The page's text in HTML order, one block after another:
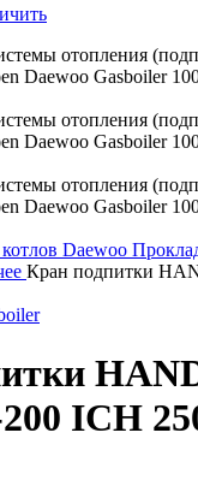
Daewoo
Кран подпитки
ICH